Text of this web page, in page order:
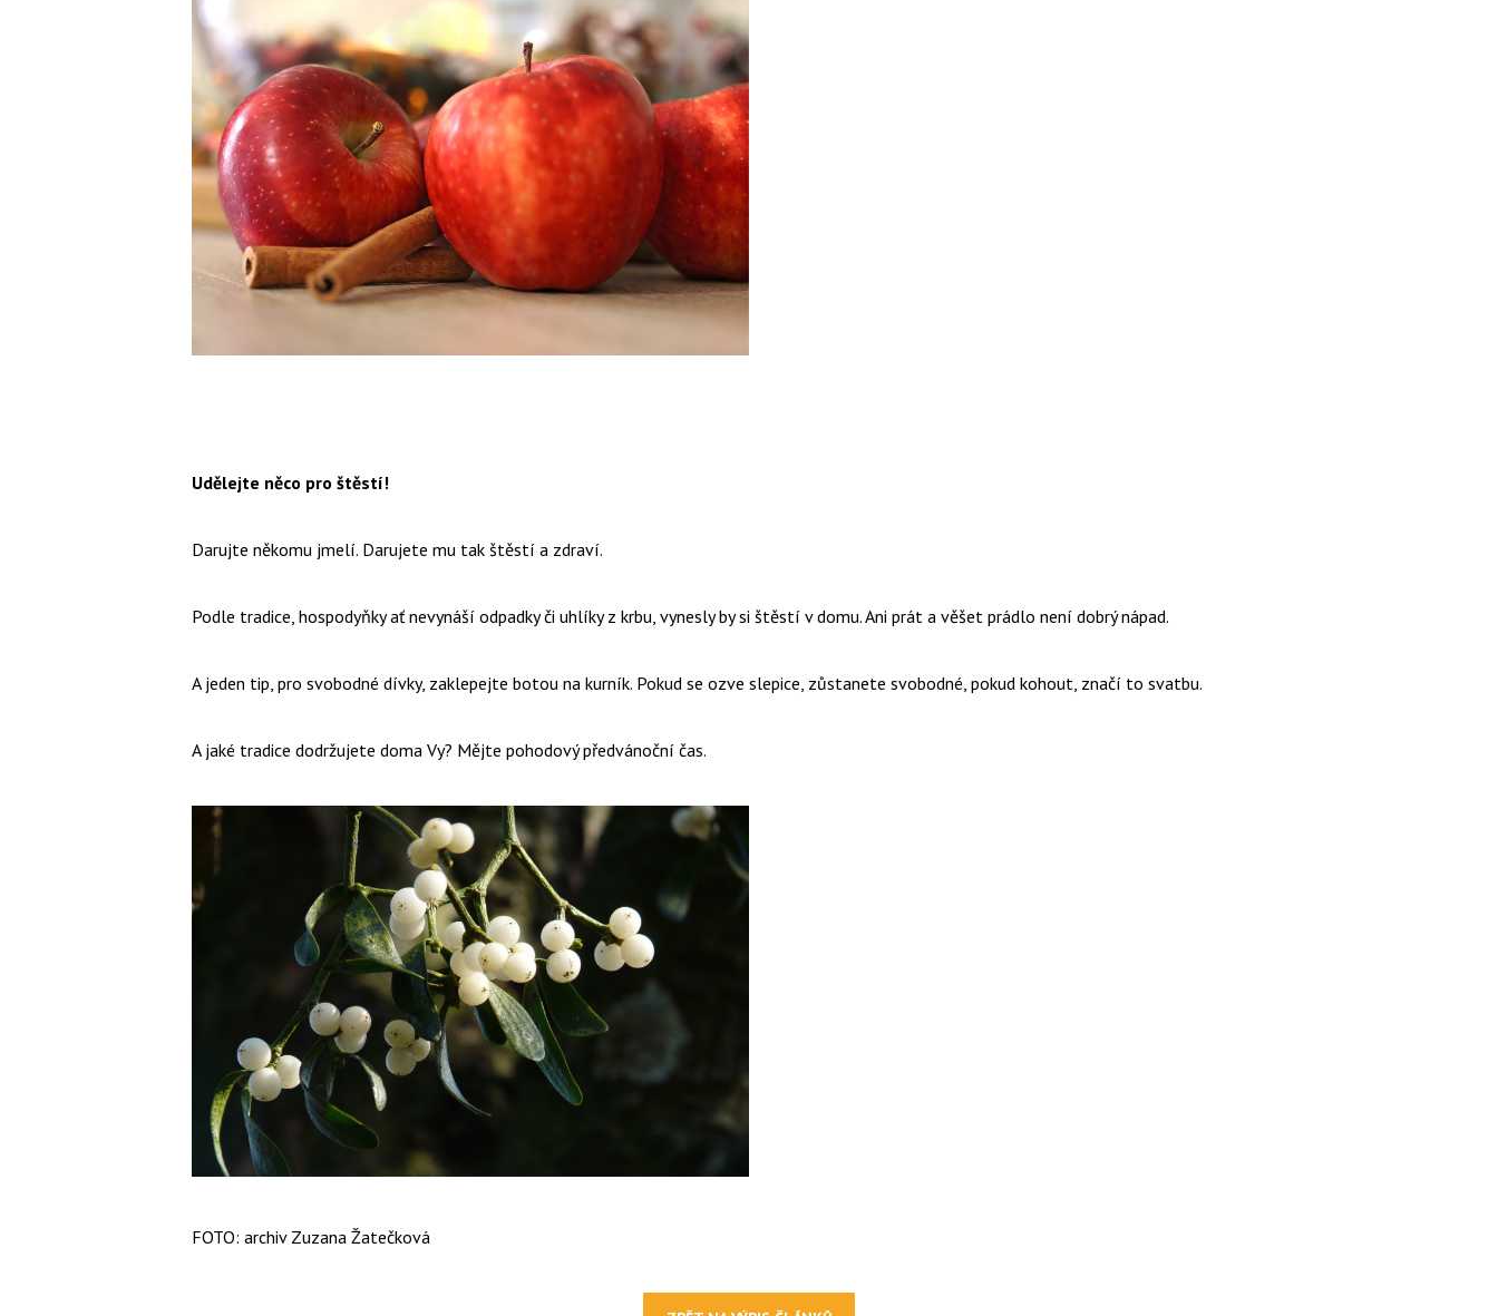
Udělejte něco pro štěstí!
Darujte někomu jmelí. Darujete mu tak štěstí a zdraví.
Podle tradice, hospodyňky ať nevynáší odpadky či uhlíky z krbu, vynesly by si štěstí v domu. Ani prát a věšet prádlo není dobrý nápad.
A jeden tip, pro svobodné dívky, zaklepejte botou na kurník. Pokud se ozve slepice, zůstanete svobodné, pokud kohout, značí to svatbu.
A jaké tradice dodržujete doma Vy? Mějte pohodový předvánoční čas.
FOTO: archiv Zuzana Žatečková